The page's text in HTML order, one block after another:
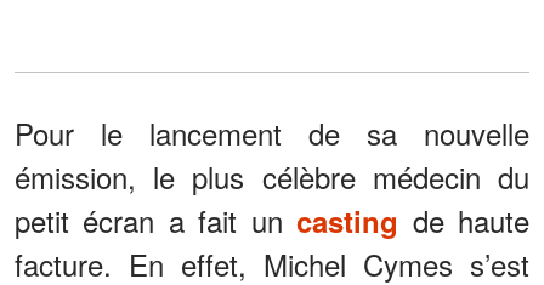
Pour le lancement de sa nouvelle
émission, le plus célèbre médecin du
petit écran a fait uncasting de haute
facture. En effet, Michel Cymes s’est